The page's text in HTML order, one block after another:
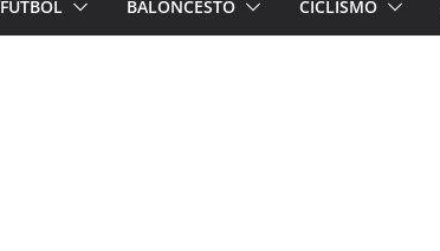
FÚTBOL BALONCESTO CICLISMO